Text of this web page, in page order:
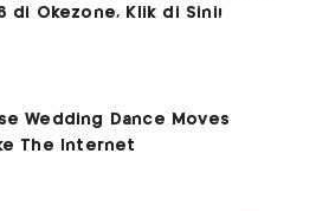
di Okezone, Klik di Sini!